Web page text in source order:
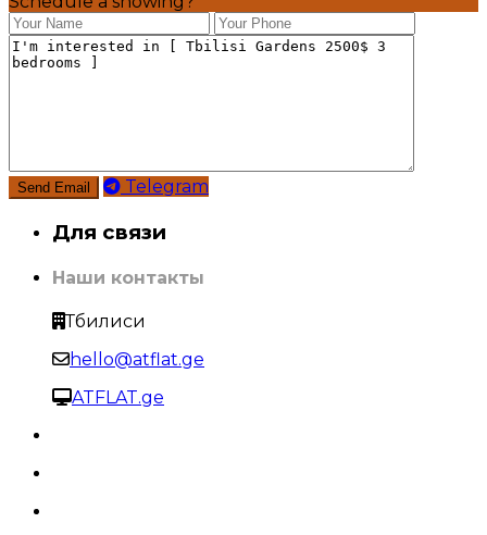
Telegram
Для связи
Наши контакты
Тбилиси
hello@atflat.ge
ATFLAT.ge